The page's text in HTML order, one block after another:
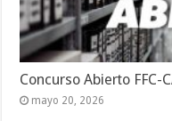
Concurso Abierto FFC-
mayo 20, 2026